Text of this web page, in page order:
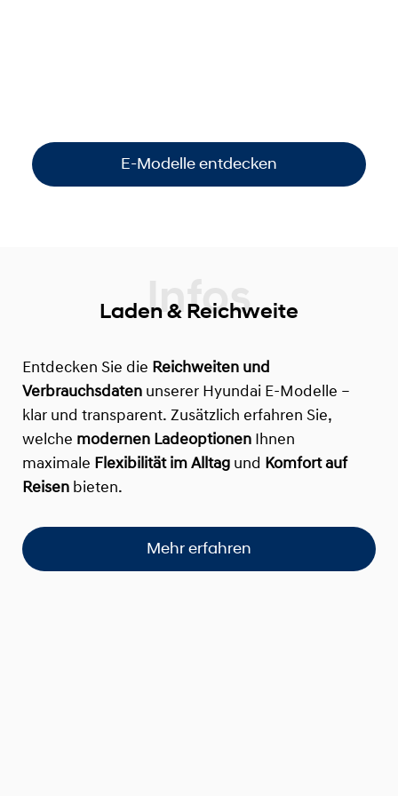
E-Modelle entdecken
Laden & Reichweite
Entdecken Sie die Reichweiten und
Verbrauchsdaten unserer Hyundai E-Modelle –
klar und transparent. Zusätzlich erfahren Sie,
welche modernen Ladeoptionen Ihnen
maximale Flexibilität im Alltag und Komfort auf
Reisen bieten.
Mehr erfahren